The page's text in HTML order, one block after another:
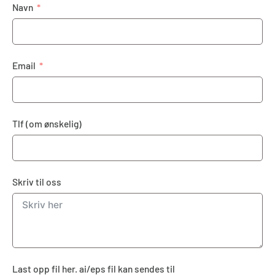
Navn
Email
Tlf (om ønskelig)
Skriv til oss
Last opp fil her. ai/eps fil kan sendes til